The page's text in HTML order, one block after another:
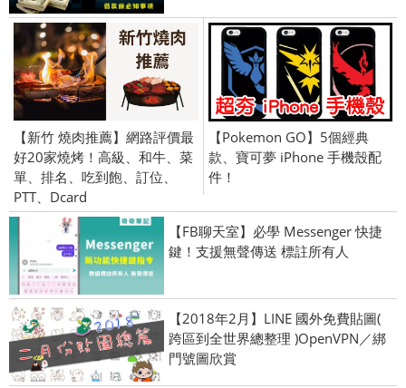
【新竹 燒肉推薦】網路評價最
好20家燒烤！高級、和牛、菜
單、排名、吃到飽、訂位、
PTT、Dcard
【Pokemon GO】5個經典
款、寶可夢 iPhone 手機殼配
件！
【FB聊天室】必學 Messenger 快捷
鍵！支援無聲傳送 標註所有人
【2018年2月】LINE 國外免費貼圖(
跨區到全世界總整理 )OpenVPN／綁
門號圖欣賞